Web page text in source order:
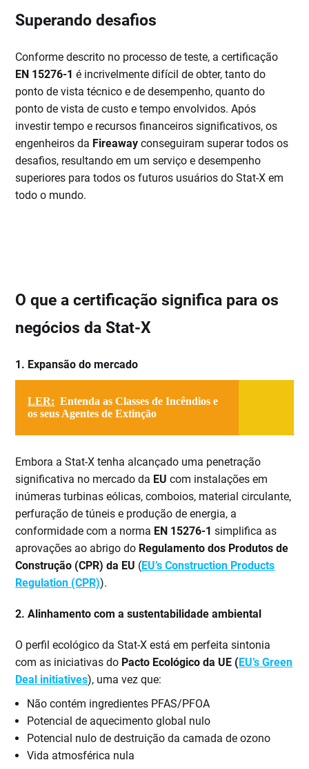
Superando desafios
Conforme descrito no processo de teste, a certificação
EN 15276-1é incrivelmente difícil de obter, tanto do
ponto de vista técnico e de desempenho, quanto do
ponto de vista de custo e tempo envolvidos. Após
investir tempo e recursos financeiros significativos, os
engenheiros da Fireawayconseguiram superar todos os
desafios, resultando em um serviço e desempenho
superiores para todos os futuros usuários do Stat-X em
todo o mundo.
O que a certificação significa para os
negócios da Stat-X
1. Expansão do mercado
LER: Entenda as Classes de Incêndios e
os seus Agentes de Extinção
Embora a Stat-X tenha alcançado uma penetração
significativa no mercado da EU com instalações em
inúmeras turbinas eólicas, comboios, material circulante,
perfuração de túneis e produção de energia, a
conformidade com a norma EN 15276-1simplifica as
aprovações ao abrigo do Regulamento dos Produtos de
Construção (CPR) da EU (EU’s Construction Products
Regulation (CPR)).
2. Alinhamento com a sustentabilidade ambiental
O perfil ecológico da Stat-X está em perfeita sintonia
com as iniciativas do Pacto Ecológico da UE (EU’s Green
Deal initiatives), uma vez que:
Não contém ingredientes PFAS/PFOA
Potencial de aquecimento global nulo
Potencial nulo de destruição da camada de ozono
Vida atmosférica nula